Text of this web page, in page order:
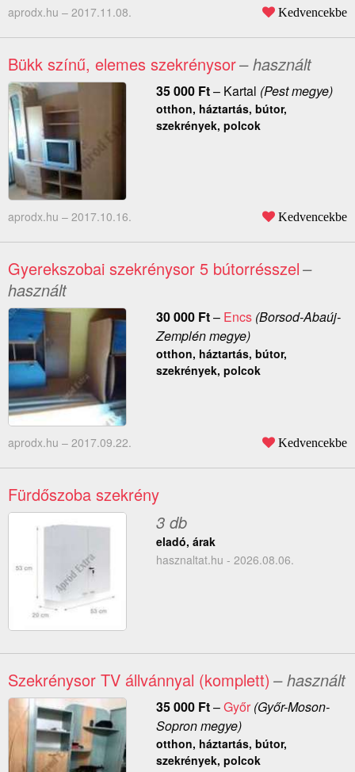
aprodx.hu – 2017.11.08. Kedvencekbe
Bükk színű, elemes szekrénysor– használt
35 000 Ft– Kartal (Pest megye)
otthon, háztartás, bútor,
szekrények, polcok
aprodx.hu – 2017.10.16. Kedvencekbe
Gyerekszobai szekrénysor 5 bútorrésszel–
használt
30 000 Ft– Encs(Borsod-Abaúj-
Zemplén megye)
otthon, háztartás, bútor,
szekrények, polcok
aprodx.hu – 2017.09.22. Kedvencekbe
Fürdőszoba szekrény
3 db
eladó, árak
hasznaltat.hu - 2026.08.06.
Szekrénysor TV állvánnyal (komplett) – használt
35 000 Ft–Győr(Győr-Moson-
Sopron megye)
otthon, háztartás, bútor,
szekrények, polcok